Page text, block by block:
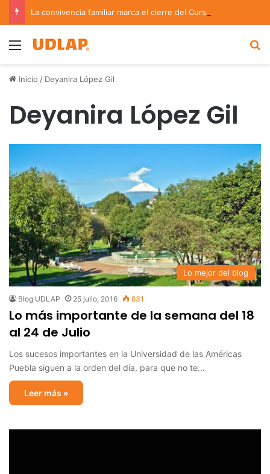
Menu
Inicio / Deyanira López Gil
Deyanira López Gil
Lo mejor del blog
Blog UDLAP 25 julio, 2016 831
Lo más importante de la semana del 18
al 24 de Julio
Los sucesos importantes en la Universidad de las Américas
Puebla siguen a la orden del día, para que no te…
Leer más »